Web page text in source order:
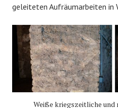
geleiteten Aufräumarbeiten in
Weiße kriegszeitliche